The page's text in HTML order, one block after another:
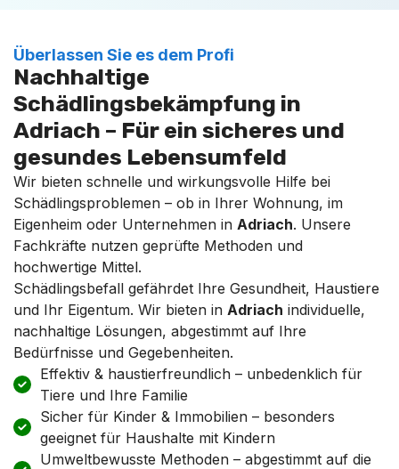
Überlassen Sie es dem Profi
Nachhaltige
Schädlingsbekämpfung in
Adriach – Für ein sicheres und
gesundes Lebensumfeld
Wir bieten schnelle und wirkungsvolle Hilfe bei
Schädlingsproblemen – ob in Ihrer Wohnung, im
Eigenheim oder Unternehmen in Adriach. Unsere
Fachkräfte nutzen geprüfte Methoden und
hochwertige Mittel.
Schädlingsbefall gefährdet Ihre Gesundheit, Haustiere
und Ihr Eigentum. Wir bieten in Adriach individuelle,
nachhaltige Lösungen, abgestimmt auf Ihre
Bedürfnisse und Gegebenheiten.
Effektiv & haustierfreundlich – unbedenklich für
Tiere und Ihre Familie
Sicher für Kinder & Immobilien – besonders
geeignet für Haushalte mit Kindern
Umweltbewusste Methoden – abgestimmt auf die